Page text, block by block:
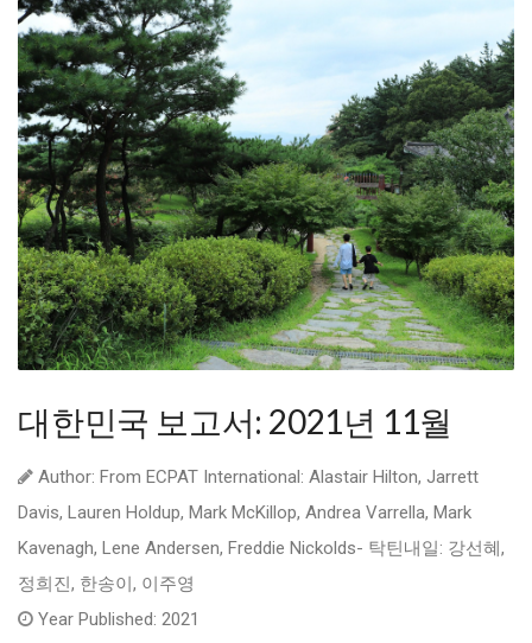
대한민국 보고서: 2021년 11월
Author: From ECPAT International: Alastair Hilton, Jarrett
Davis, Lauren Holdup, Mark McKillop, Andrea Varrella, Mark
Kavenagh, Lene Andersen, Freddie Nickolds- 탁틴내일: 강선혜,
정희진, 한송이, 이주영
Year Published: 2021